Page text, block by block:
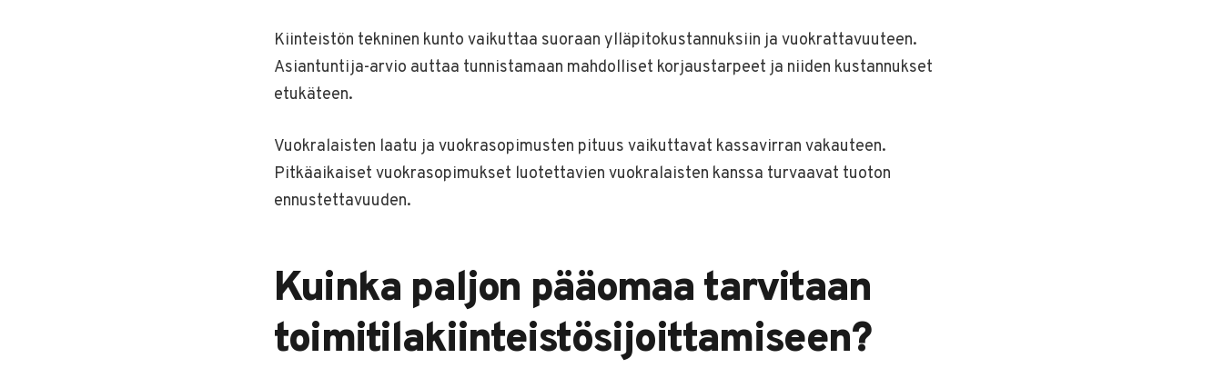
Kiinteistön tekninen kunto vaikuttaa suoraan ylläpitokustannuksiin ja vuokrattavuuteen.
Asiantuntija-arvio auttaa tunnistamaan mahdolliset korjaustarpeet ja niiden kustannukset
etukäteen.
Vuokralaisten laatu ja vuokrasopimusten pituus vaikuttavat kassavirran vakauteen.
Pitkäaikaiset vuokrasopimukset luotettavien vuokralaisten kanssa turvaavat tuoton
ennustettavuuden.
Kuinka paljon pääomaa tarvitaan
toimitilakiinteistösijoittamiseen?